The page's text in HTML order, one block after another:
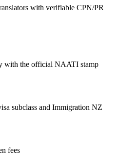
with verifiable CPN/PR
with the official NAATI stamp
subclass and Immigration NZ
fees